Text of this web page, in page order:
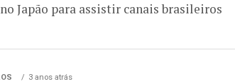
Japão para assistir canais brasileiros
3 anos atrás